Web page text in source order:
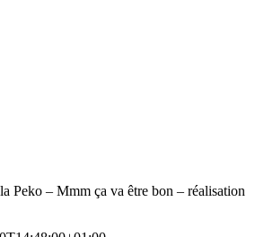
Peko – Mmm ça va être bon – réalisation